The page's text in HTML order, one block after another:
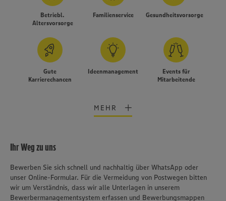
Betriebl.
Altersvorsorge
Familienservice Gesundheitsvorsorge
Gute
Karrierechancen
Ideenmanagement
Events für
Mitarbeitende
MEHR
Ihr Weg zu uns
Bewerben Sie sich schnell und nachhaltig über WhatsApp oder
unser Online-Formular. Für die Vermeidung von Postwegen bitten
wir um Verständnis, dass wir alle Unterlagen in unserem
Bewerbermanagementsystem erfassen und Bewerbungsmappen